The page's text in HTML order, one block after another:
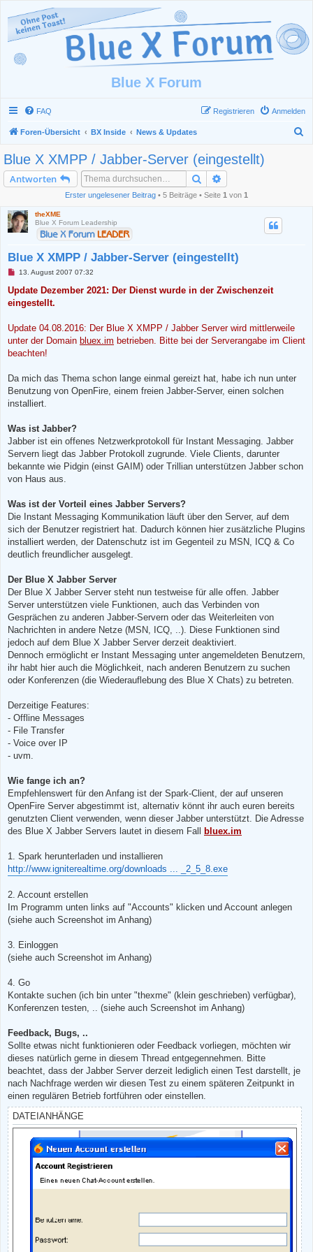
Blue X Forum
FAQ Anmelden
Registrieren
Foren-Übersicht BX Inside News & Updates
Blue X XMPP / Jabber-Server (eingestellt)
Antworten Suche
Erster ungelesener Beitrag • 5 Beiträge • Seite 1 von 1
theXME
Blue X Forum Leadership
Blue X XMPP / Jabber-Server (eingestellt)
U
g
e
l
e
n
r
i
t
a
13. August 2007 07:32
Update Dezember 2021: Der Dienst wurde in der Zwischenzeit
eingestellt.
Update 04.08.2016: Der Blue X XMPP / Jabber Server wird mittlerweile
unter der Domain bluex.im betrieben. Bitte bei der Serverangabe im Client
beachten!
Da mich das Thema schon lange einmal gereizt hat, habe ich nun unter
Benutzung von OpenFire, einem freien Jabber-Server, einen solchen
installiert.
Was ist Jabber?
Jabber ist ein offenes Netzwerkprotokoll für Instant Messaging. Jabber
Servern liegt das Jabber Protokoll zugrunde. Viele Clients, darunter
bekannte wie Pidgin (einst GAIM) oder Trillian unterstützen Jabber schon
von Haus aus.
Was ist der Vorteil eines Jabber Servers?
Die Instant Messaging Kommunikation läuft über den Server, auf dem
sich der Benutzer registriert hat. Dadurch können hier zusätzliche Plugins
installiert werden, der Datenschutz ist im Gegenteil zu MSN, ICQ & Co
deutlich freundlicher ausgelegt.
Der Blue X Jabber Server
Der Blue X Jabber Server steht nun testweise für alle offen. Jabber
Server unterstützen viele Funktionen, auch das Verbinden von
Gesprächen zu anderen Jabber-Servern oder das Weiterleiten von
Nachrichten in andere Netze (MSN, ICQ, ..). Diese Funktionen sind
jedoch auf dem Blue X Jabber Server derzeit deaktiviert.
Dennoch ermöglicht er Instant Messaging unter angemeldeten Benutzern,
ihr habt hier auch die Möglichkeit, nach anderen Benutzern zu suchen
oder Konferenzen (die Wiederauflebung des Blue X Chats) zu betreten.
Derzeitige Features:
- Offline Messages
- File Transfer
- Voice over IP
- uvm.
Wie fange ich an?
Empfehlenswert für den Anfang ist der Spark-Client, der auf unseren
OpenFire Server abgestimmt ist, alternativ könnt ihr auch euren bereits
genutzten Client verwenden, wenn dieser Jabber unterstützt. Die Adresse
des Blue X Jabber Servers lautet in diesem Fall
bluex.im
1. Spark herunterladen und installieren
http://www.igniterealtime.org/downloads ... _2_5_8.exe
2. Account erstellen
Im Programm unten links auf "Accounts" klicken und Account anlegen
(siehe auch Screenshot im Anhang)
3. Einloggen
(siehe auch Screenshot im Anhang)
4. Go
Kontakte suchen (ich bin unter "thexme" (klein geschrieben) verfügbar),
Konferenzen testen, .. (siehe auch Screenshot im Anhang)
Feedback, Bugs, ..
Sollte etwas nicht funktionieren oder Feedback vorliegen, möchten wir
dieses natürlich gerne in diesem Thread entgegennehmen. Bitte
beachtet, dass der Jabber Server derzeit lediglich einen Test darstellt, je
nach Nachfrage werden wir diesen Test zu einem späteren Zeitpunkt in
einen regulären Betrieb fortführen oder einstellen.
DATEIANHÄNGE